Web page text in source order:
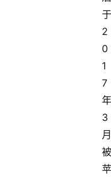
于
2
0
1
7
年
3
月
被
苹